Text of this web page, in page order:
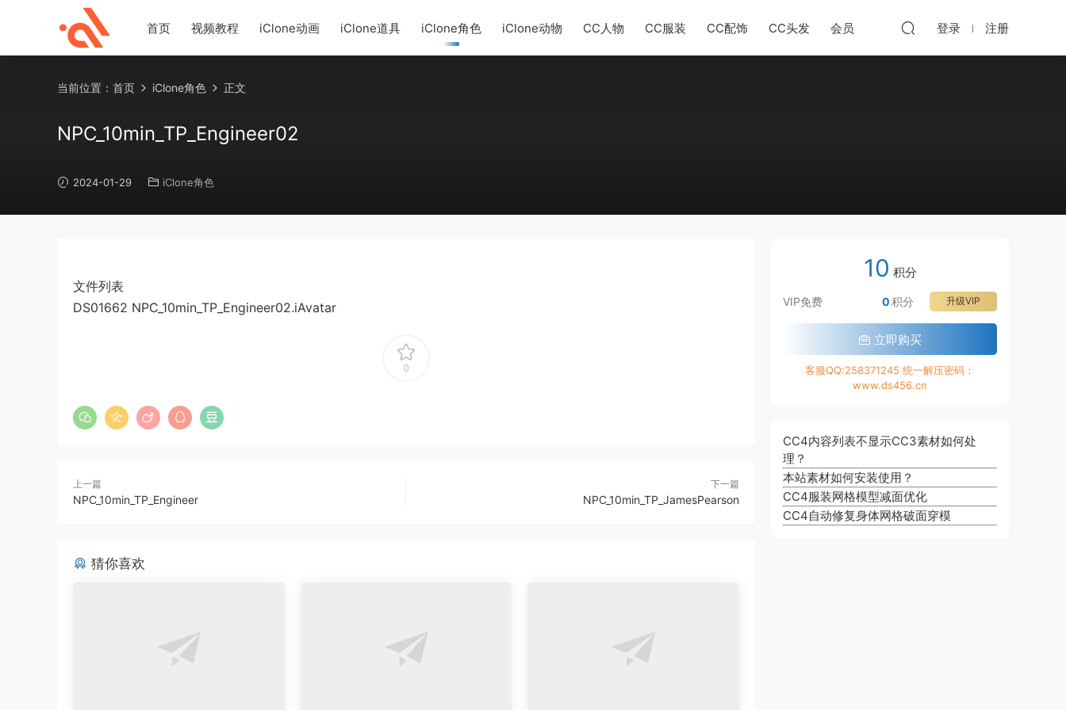
首页 视频教程 iClone动画 iClone道具 iClone角色 iClone动物 CC人物 CC服装 CC配饰 CC头发 会员 登录 注册
当前位置： 首页 iClone角色 正文
NPC_10min_TP_Engineer02
2024-01-29 iClone角色
文件列表
DS01662 NPC_10min_TP_Engineer02.iAvatar
0
上一篇
NPC_10min_TP_Engineer
下一篇
NPC_10min_TP_JamesPearson
猜你喜欢
10 积分
VIP免费 升级VIP
0积分
立即购买
客服QQ:258371245 统一解压密码：
www.ds456.cn
CC4内容列表不显示CC3素材如何处
理？
本站素材如何安装使用？
CC4服装网格模型减面优化
CC4自动修复身体网格破面穿模